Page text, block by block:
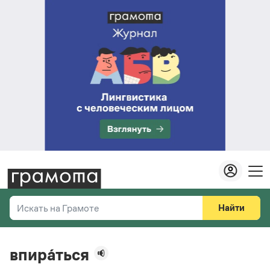
Искать на Грамоте
Справочная служба
Найти
впира́ться